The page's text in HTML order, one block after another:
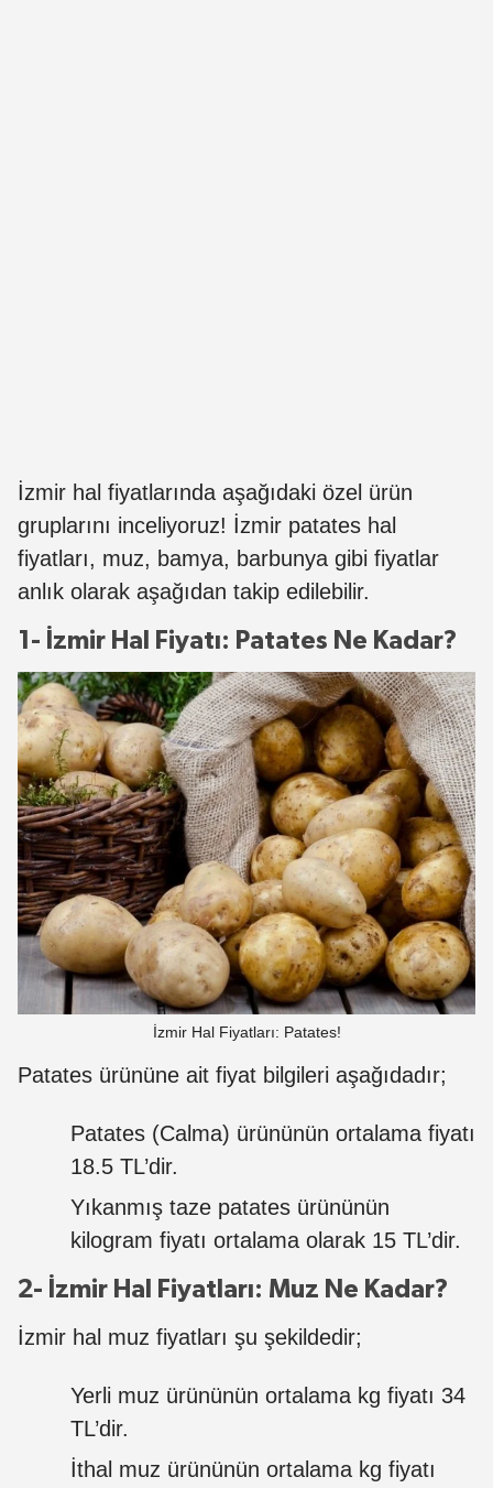
İzmir hal fiyatlarında aşağıdaki özel ürün
gruplarını inceliyoruz! İzmir patates hal
fiyatları, muz, bamya, barbunya gibi fiyatlar
anlık olarak aşağıdan takip edilebilir.
1- İzmir Hal Fiyatı: Patates Ne Kadar?
İzmir Hal Fiyatları: Patates!
Patates ürününe ait fiyat bilgileri aşağıdadır;
Patates (Calma) ürününün ortalama fiyatı
18.5 TL’dir.
Yıkanmış taze patates ürününün
kilogram fiyatı ortalama olarak 15 TL’dir.
2- İzmir Hal Fiyatları: Muz Ne Kadar?
İzmir hal muz fiyatları şu şekildedir;
Yerli muz ürününün ortalama kg fiyatı 34
TL’dir.
İthal muz ürününün ortalama kg fiyatı